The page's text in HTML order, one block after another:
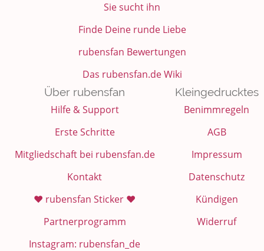
Sie sucht ihn
Finde Deine runde Liebe
rubensfan Bewertungen
Das rubensfan.de Wiki
Über rubensfan
Hilfe & Support
Erste Schritte
Mitgliedschaft bei rubensfan.de
Kontakt
❤️ rubensfan Sticker ❤️
Partnerprogramm
Instagram: rubensfan_de
Kleingedrucktes
Benimmregeln
AGB
Impressum
Datenschutz
Kündigen
Widerruf